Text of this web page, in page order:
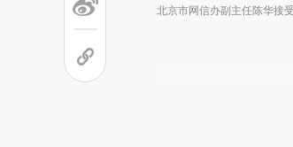
北京市网信办副主任陈华接